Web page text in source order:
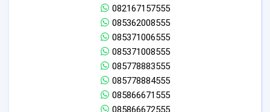
082167157555
085362008555
085371006555
085371008555
085778883555
085778884555
085866671555
085866672555